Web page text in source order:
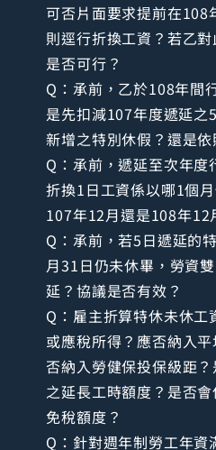
可否片面要求提前在108
則逕行折換工資？若乙
是否可行？
Q：承前，乙於108年間
是先扣減107年度遞延之
新增之特別休假？還是
Q：承前，遞延至次年度
折換1日工資係以哪1個
107年12月還是108年12
Q：承前，若5日遞延的
月31日仍未休畢，勞資
延？協議是否有效？
Q：雇主折算特休未休工
或應稅所得？應否納入
否納入勞健保投保級距
之延長工時額度？是否
免稅額度？
Q：針對週年制勞工年